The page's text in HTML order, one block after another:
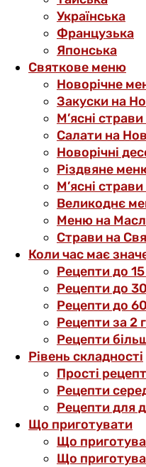
Українська
Французька
Японська
Святкове меню
Новорічне
Закуски на
М’ясні
Салати на
Новорічні
Різдвяне
М’ясні
Великоднє
Меню на
Страви на
Коли час має
Рецепти до
Рецепти до
Рецепти до
Рецепти за 2
Рецепти
Рівень складності
Прості
Рецепти
Рецепти для
Що приготувати
Що
Що